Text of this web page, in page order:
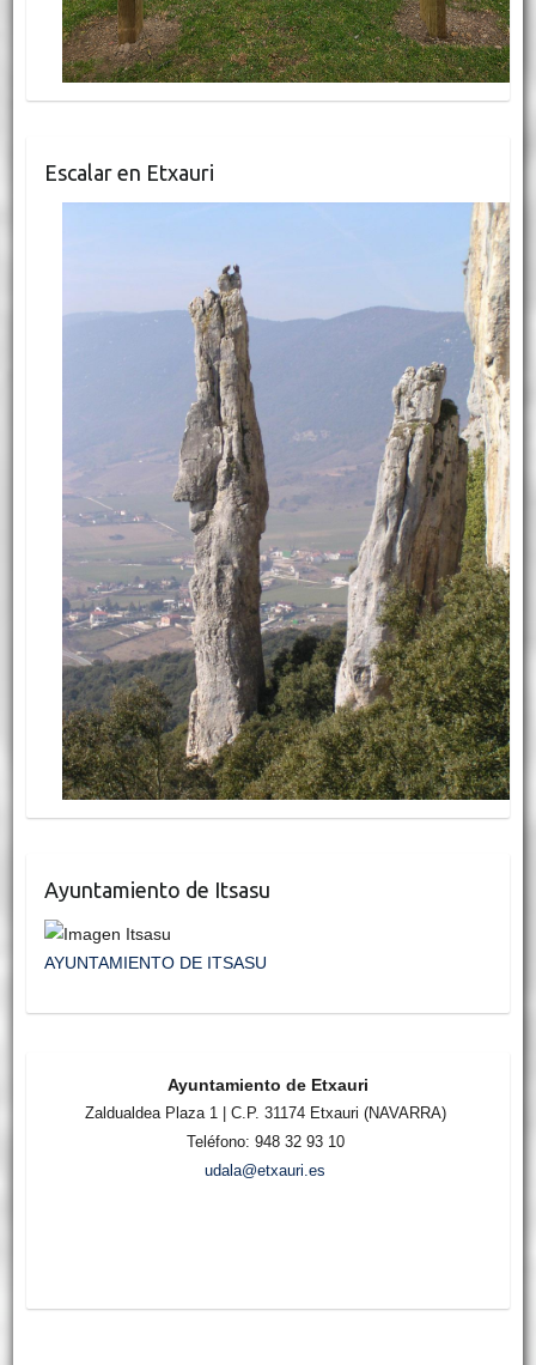
Escalar en Etxauri
Ayuntamiento de Itsasu
AYUNTAMIENTO DE ITSASU
Ayuntamiento de Etxauri
Zaldualdea Plaza 1 | C.P. 31174 Etxauri (NAVARRA)
Teléfono: 948 32 93 10
udala@etxauri.es